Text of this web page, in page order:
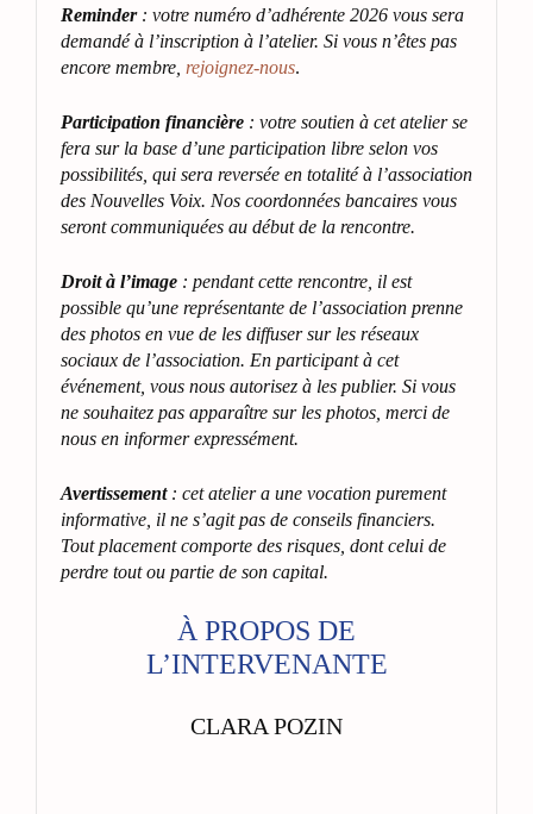
Reminder: votre numéro d’adhérente 2026 vous sera
demandé à l’inscription à l’atelier. Si vous n’êtes pas
encore membre, rejoignez-nous.
Participation financière : votre soutien à cet atelier se
fera sur la base d’une participation libre selon vos
possibilités, qui sera reversée en totalité à l’association
des Nouvelles Voix. Nos coordonnées bancaires vous
seront communiquées au début de la rencontre.
Droit à l’image : pendant cette rencontre, il est
possible qu’une représentante de l’association prenne
des photos en vue de les diffuser sur les réseaux
sociaux de l’association. En participant à cet
événement, vous nous autorisez à les publier. Si vous
ne souhaitez pas apparaître sur les photos, merci de
nous en informer expressément.
Avertissement: cet atelier a une vocation purement
informative, il ne s’agit pas de conseils financiers.
Tout placement comporte des risques, dont celui de
perdre tout ou partie de son capital.
À PROPOS DE
L’INTERVENANTE
CLARA POZIN